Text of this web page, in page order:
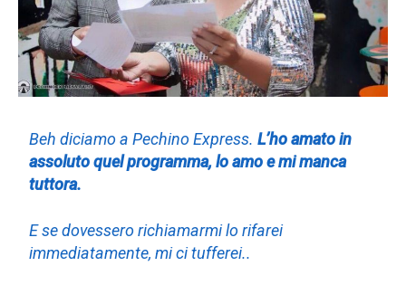
Beh diciamo a Pechino Express.L’ho amato in
assoluto quel programma, lo amo e mi manca
tuttora.
E se dovessero richiamarmi lo rifarei
immediatamente, mi ci tufferei..